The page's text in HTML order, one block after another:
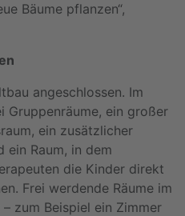
Bäume pflanzen“,
angeschlossen. Im
Gruppenräume, ein großer
ein zusätzlicher
ein Raum, in dem
die Kinder direkt
Frei werdende Räume im
zum Beispiel ein Zimmer